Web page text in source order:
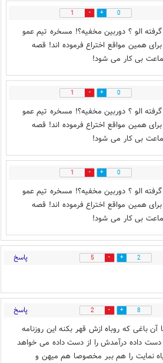
0
1
الو ؟ دوربین مخفیه؟! مسخره تیم عمو
همین مواقع اختراع فرموده اند! قصه
بی کار می شود!
0
1
الو ؟ دوربین مخفیه؟! مسخره تیم عمو
همین مواقع اختراع فرموده اند! قصه
بی کار می شود!
0
1
الو ؟ دوربین مخفیه؟! مسخره تیم عمو
همین مواقع اختراع فرموده اند! قصه
بی کار می شود!
2
5 پاسخ
8
2 پاسخ
باغی که روباه ازش قهر بکنه این روزنامه
دست داده درآمدش را از دست داده می خواهد
نمایت را هم ببر مخصوصا هم میهن و